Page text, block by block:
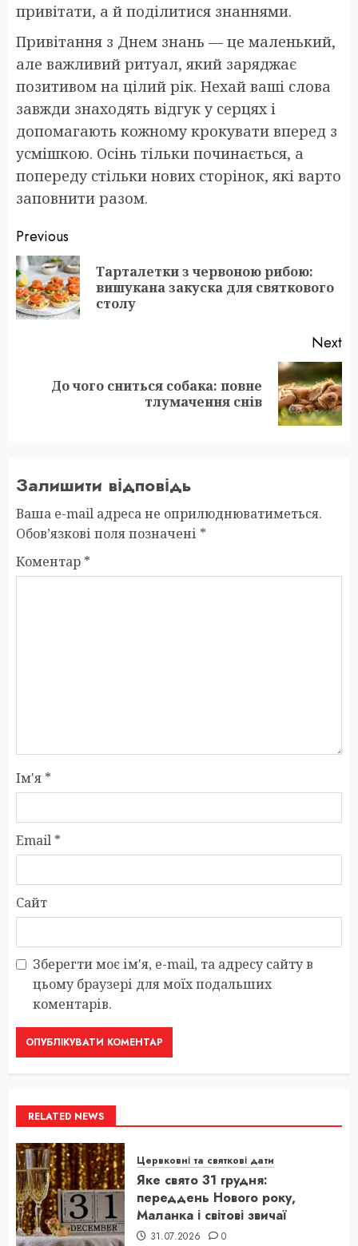
привітати, а й поділитися знаннями.
Привітання з Днем знань — це маленький,
але важливий ритуал, який заряджає
позитивом на цілий рік. Нехай ваші слова
завжди знаходять відгук у серцях і
допомагають кожному крокувати вперед з
усмішкою. Осінь тільки починається, а
попереду стільки нових сторінок, які варто
заповнити разом.
Post
navigation
Previous
Тарталетки з червоною рибою:
вишукана закуска для святкового
столу
Next
До чого сниться собака: повне
тлумачення снів
Залишити відповідь
Ваша e-mail адреса не оприлюднюватиметься.
Обов’язкові поля позначені *
Коментар *
Ім'я *
Email *
Сайт
Зберегти моє ім'я, e-mail, та адресу сайту в
цьому браузері для моїх подальших
коментарів.
RELATED NEWS
Цервковні та святкові дати
Яке свято 31 грудня:
переддень Нового року,
Маланка і світові звичаї
31.07.2026 0